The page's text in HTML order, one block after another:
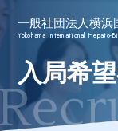
一般社団法人横浜
Yokohama International Hepato-
入局希